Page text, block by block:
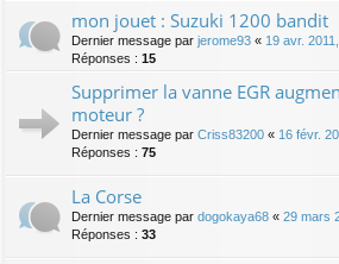
mon jouet : Suzuki 1200 bandit
Dernier message par jerome93 « 19 avr.
Réponses : 15
Supprimer la vanne EGR
moteur ?
Dernier message par Criss83200 « 16 févr.
Réponses : 75
La Corse
Dernier message par dogokaya68 « 29 mars
Réponses : 33